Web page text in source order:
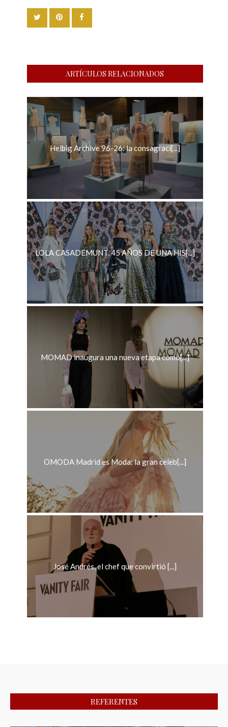
ARTÍCULOS RELACIONADOS
Helbig Archive 96-26: la consagraci[...]
LOLA CASADEMUNT, 45 AÑOS DE UNA HIS[...]
MOMAD inaugura una nueva etapa como[...]
OMODA Madrid es Moda: la gran celeb[...]
José Andrés, el chef que convirtió [...]
REFERENTES